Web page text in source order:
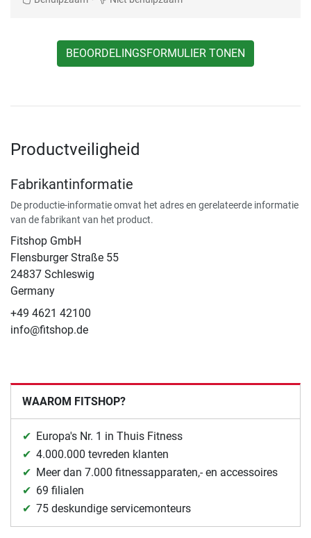
BEOORDELINGSFORMULIER TONEN
Productveiligheid
Fabrikantinformatie
De productie-informatie omvat het adres en gerelateerde informatie
van de fabrikant van het product.
Fitshop GmbH
Flensburger Straße 55
24837 Schleswig
Germany
+49 4621 42100
info@fitshop.de
WAAROM FITSHOP?
Europa's Nr. 1 in Thuis Fitness
4.000.000 tevreden klanten
Meer dan 7.000 fitnessapparaten,- en accessoires
69 filialen
75 deskundige servicemonteurs